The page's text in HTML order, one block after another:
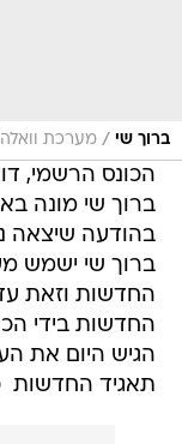
ברוך שי / מערכת
הכונס הרשמי,
ברוך שי מונה
בהודעה שיצאה
ברוך שי ישמש
החדשות וזאת עד
החדשות בידי
הגיש היום את
תאגיד החדשות 